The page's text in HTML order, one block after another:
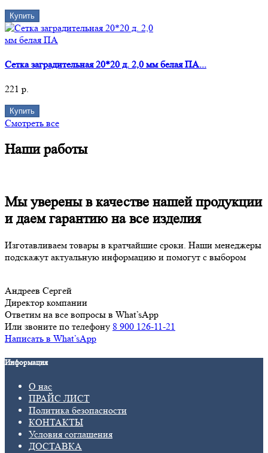
Купить
Сетка заградительная 20*20 д. 2,0 мм белая ПА...
221 р.
Купить
Смотреть все
Наши работы
Мы уверены в качестве нашей продукции
и даем гарантию на все изделия
Изготавливаем товары в кратчайшие сроки. Наши менеджеры
подскажут актуальную информацию и помогут с выбором
Андреев Сергей
Директор компании
Ответим на все вопросы в What’sApp
Или звоните по телефону 8 900 126-11-21
Написать в What’sApp
Информация
О нас
ПРАЙС ЛИСТ
Политика безопасности
КОНТАКТЫ
Условия соглашения
ДОСТАВКА